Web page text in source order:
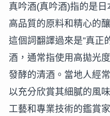
真吟酒(真吟酒)指的是
高品質的原料和精心的
這個詞翻譯過來是”真正
酒，通常指使用高拋光
發酵的清酒。當地人經
以充分欣賞其細膩的風
工藝和專業技術的鑑賞